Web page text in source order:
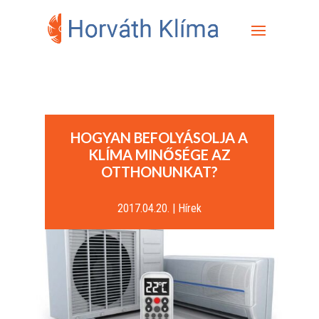
HOGYAN BEFOLYÁSOLJA A
KLÍMA MINŐSÉGE AZ
OTTHONUNKAT?
2017.04.20. | Hírek